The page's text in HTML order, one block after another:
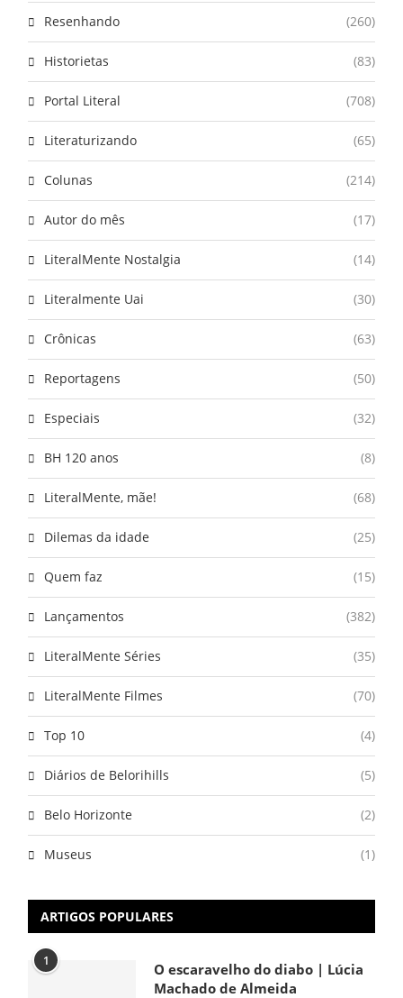
Resenhando (260)
Historietas (83)
Portal Literal (708)
Literaturizando (65)
Colunas (214)
Autor do mês (17)
LiteralMente Nostalgia (14)
Literalmente Uai (30)
Crônicas (63)
Reportagens (50)
Especiais (32)
BH 120 anos (8)
LiteralMente, mãe! (68)
Dilemas da idade (25)
Quem faz (15)
Lançamentos (382)
LiteralMente Séries (35)
LiteralMente Filmes (70)
Top 10 (4)
Diários de Belorihills (5)
Belo Horizonte (2)
Museus (1)
ARTIGOS POPULARES
1
O escaravelho do diabo | Lúcia
Machado de Almeida